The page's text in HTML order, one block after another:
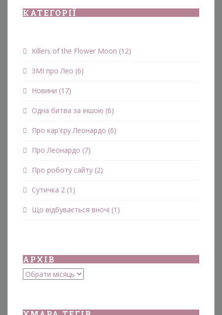
КАТЕГОРІЇ
Killers of the Flower Moon (12)
ЗМІ про Лео (6)
Новини (17)
Одна битва за іншою (6)
Про кар'єру Леонардо (6)
Про Леонардо (7)
Про роботу сайту (2)
Сутичка 2 (1)
Що відбувається вночі (1)
АРХІВ
Архіви